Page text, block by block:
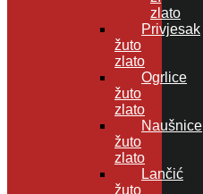
zlato
Privjesak
žuto
zlato
Ogrlice
žuto
zlato
Naušnice
žuto
zlato
Lančić
žuto